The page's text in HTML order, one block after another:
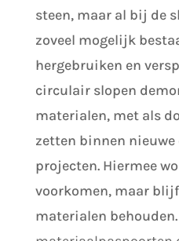
steen, maar al bij de
zoveel mogelijk
hergebruiken en
circulair slopen
materialen, met als
zetten binnen nieuwe
projecten. Hiermee
voorkomen, maar
materialen behouden.